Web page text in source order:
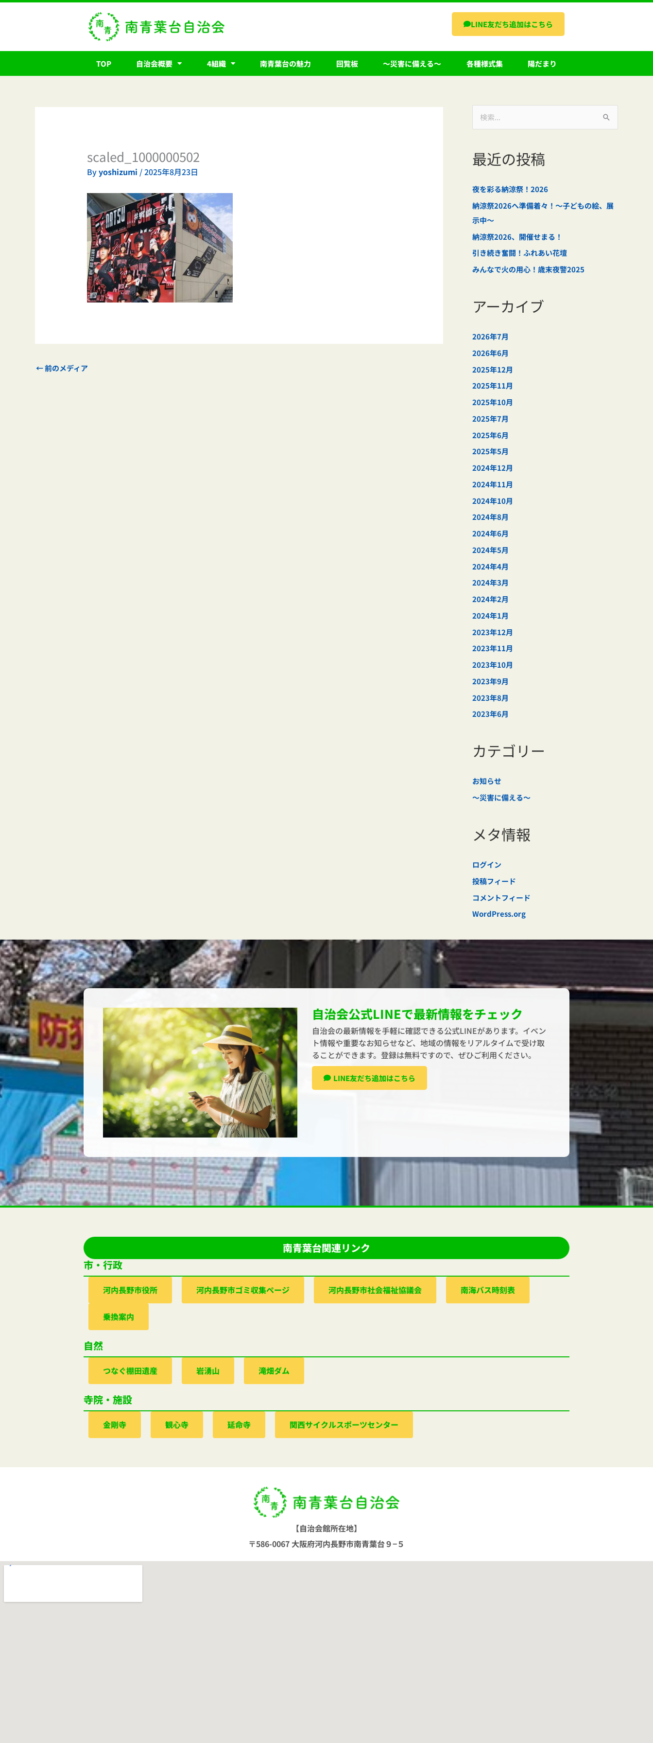
内
キ
プ
LINE友だち追加はこちら
TOP 自治会概要 4組織 南青葉台の魅力 回覧板 ～災害に備える～ 各種様式集 陽だまり
scaled_1000000502
Byyoshizumi /2025年8月23日
←前のメディア
象
最近の投稿
夜を彩る納涼祭！2026
納涼祭2026へ準備着々！～子どもの絵、展
示中～
納涼祭2026、開催せまる！
引き続き奮闘！ふれあい花壇
みんなで火の用心！歳末夜警2025
アーカイブ
2026年7月
2026年6月
2025年12月
2025年11月
2025年10月
2025年7月
2025年6月
2025年5月
2024年12月
2024年11月
2024年10月
2024年8月
2024年6月
2024年5月
2024年4月
2024年3月
2024年2月
2024年1月
2023年12月
2023年11月
2023年10月
2023年9月
2023年8月
2023年6月
カテゴリー
お知らせ
～災害に備える～
メタ情報
ログイン
投稿フィード
コメントフィード
WordPress.org
自治会公式LINEで最新情報をチェック
自治会の最新情報を手軽に確認できる公式LINEがあります。イベン
ト情報や重要なお知らせなど、地域の情報をリアルタイムで受け取
ることができます。登録は無料ですので、ぜひご利用ください。
LINE友だち追加はこちら
南青葉台関連リンク
市・行政
河内⻑野市役所 河内⻑野市ゴミ収集ぺージ 河内⻑野市社会福祉協議会 南海バス時刻表
乗換案内
自然
つなぐ棚田遺産 岩湧山 滝畑ダム
寺院・施設
金剛寺 観心寺 延命寺 関西サイクルスポーツセンター
【自治会館所在地】
〒586-0067 大阪府河内長野市南青葉台９−５